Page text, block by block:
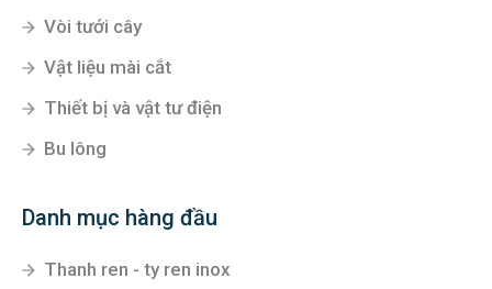
Vòi tưới cây
Vật liệu mài cắt
Thiết bị và vật tư điện
Bu lông
Danh mục hàng đầu
Thanh ren - ty ren inox